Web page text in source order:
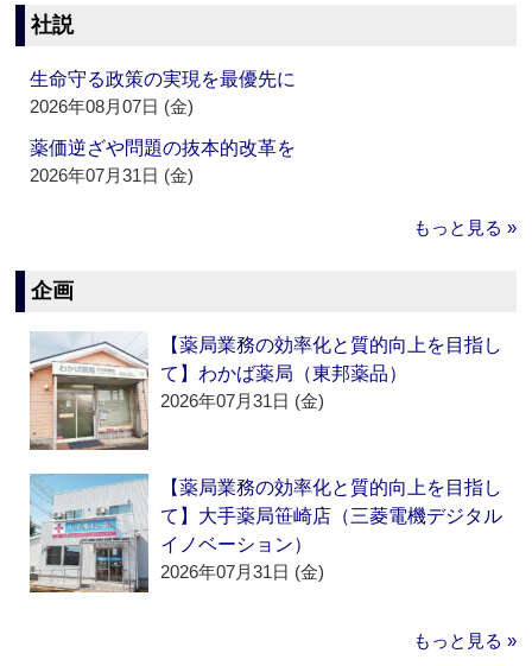
社説
生命守る政策の実現を最優先に
2026年08月07日 (金)
薬価逆ざや問題の抜本的改革を
2026年07月31日 (金)
もっと見る »
企画
【薬局業務の効率化と質的向上を目指し
て】わかば薬局（東邦薬品）
2026年07月31日 (金)
【薬局業務の効率化と質的向上を目指し
て】大手薬局笹崎店（三菱電機デジタル
イノベーション）
2026年07月31日 (金)
もっと見る »